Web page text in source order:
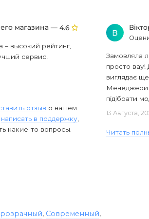
магазина — 4.6
– высокий рейтинг,
сервис!
отзыв о нашем
написать в поддержку,
какие-то вопросы.
В
Замовляла
просто вау!
виглядає
Менеджери
підібрати
13 Августа,
Читать
, Современный,